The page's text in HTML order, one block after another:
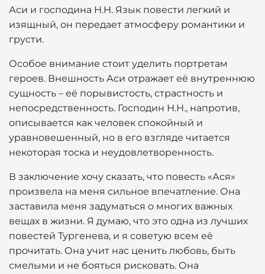
Аси и господина Н.Н. Язык повести легкий и
изящный, он передает атмосферу романтики и
грусти.
Особое внимание стоит уделить портретам
героев. Внешность Аси отражает её внутреннюю
сущность – её порывистость, страстность и
непосредственность. Господин Н.Н., напротив,
описывается как человек спокойный и
уравновешенный, но в его взгляде читается
некоторая тоска и неудовлетворенность.
В заключение хочу сказать, что повесть «Ася»
произвела на меня сильное впечатление. Она
заставила меня задуматься о многих важных
вещах в жизни. Я думаю, что это одна из лучших
повестей Тургенева, и я советую всем её
прочитать. Она учит нас ценить любовь, быть
смелыми и не бояться рисковать. Она